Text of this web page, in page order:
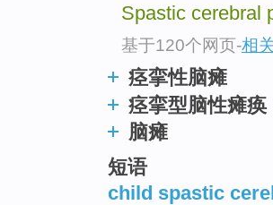
Spastic cerebral
基于120个网页-相
痉挛性脑瘫
痉挛型脑性瘫痪
脑瘫
短语
child spastic